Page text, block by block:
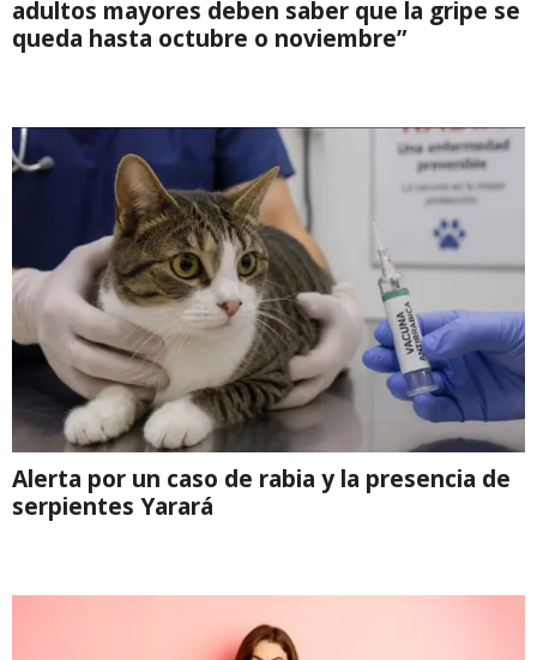
adultos mayores deben saber que la gripe se
queda hasta octubre o noviembre”
Alerta por un caso de rabia y la presencia de
serpientes Yarará